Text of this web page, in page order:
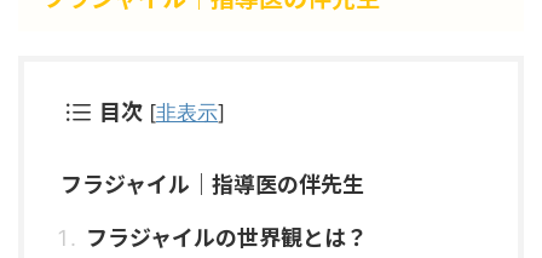
目次 [非表示]
フラジャイル｜指導医の伴先生
フラジャイルの世界観とは？